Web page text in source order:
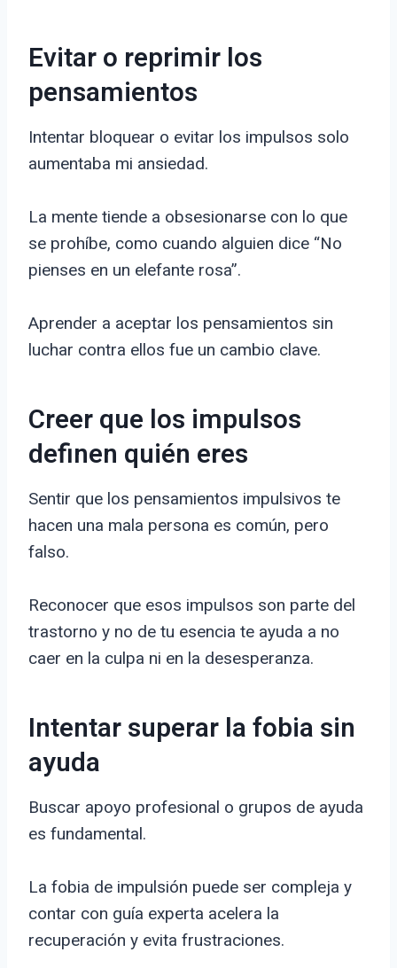
Evitar o reprimir los
pensamientos
Intentar bloquear o evitar los impulsos solo
aumentaba mi ansiedad.
La mente tiende a obsesionarse con lo que
se prohíbe, como cuando alguien dice “No
pienses en un elefante rosa”.
Aprender a aceptar los pensamientos sin
luchar contra ellos fue un cambio clave.
Creer que los impulsos
definen quién eres
Sentir que los pensamientos impulsivos te
hacen una mala persona es común, pero
falso.
Reconocer que esos impulsos son parte del
trastorno y no de tu esencia te ayuda a no
caer en la culpa ni en la desesperanza.
Intentar superar la fobia sin
ayuda
Buscar apoyo profesional o grupos de ayuda
es fundamental.
La fobia de impulsión puede ser compleja y
contar con guía experta acelera la
recuperación y evita frustraciones.